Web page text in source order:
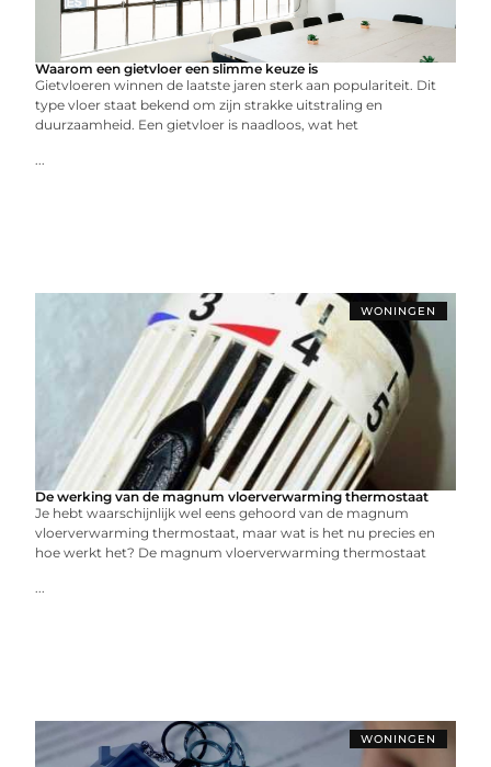
Waarom een gietvloer een slimme keuze is
Gietvloeren winnen de laatste jaren sterk aan populariteit. Dit
type vloer staat bekend om zijn strakke uitstraling en
duurzaamheid. Een gietvloer is naadloos, wat het
...
WONINGEN
De werking van de magnum vloerverwarming thermostaat
Je hebt waarschijnlijk wel eens gehoord van de magnum
vloerverwarming thermostaat, maar wat is het nu precies en
hoe werkt het? De magnum vloerverwarming thermostaat
...
WONINGEN